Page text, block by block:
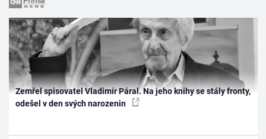
Zemřel spisovatel Vladimír Páral. Na jeho knihy se stály fronty,
odešel v den svých narozenin